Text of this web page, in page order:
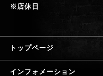
※店休日
トップページ
インフォメーション